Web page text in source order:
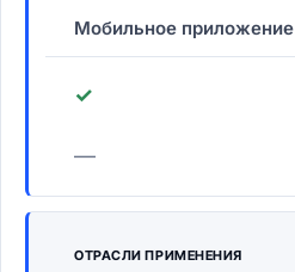
Мобильное приложение
✓
—
ОТРАСЛИ ПРИМЕНЕНИЯ